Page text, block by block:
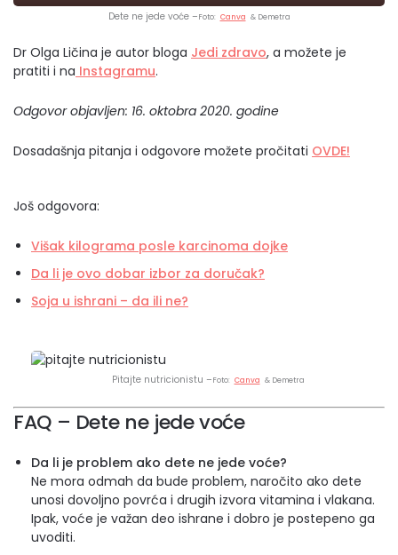
Dete ne jede voće –Foto: Canva & Demetra
Dr Olga Ličina je autor bloga Jedi zdravo, a možete je
pratiti i na Instagramu.
Odgovor objavljen: 16. oktobra 2020. godine
Dosadašnja pitanja i odgovore možete pročitati OVDE!
Još odgovora:
Višak kilograma posle karcinoma dojke
Da li je ovo dobar izbor za doručak?
Soja u ishrani – da ili ne?
Pitajte nutricionistu –Foto: Canva & Demetra
FAQ – Dete ne jede voće
Da li je problem ako dete ne jede voće?
Ne mora odmah da bude problem, naročito ako dete
unosi dovoljno povrća i drugih izvora vitamina i vlakana.
Ipak, voće je važan deo ishrane i dobro je postepeno ga
uvoditi.